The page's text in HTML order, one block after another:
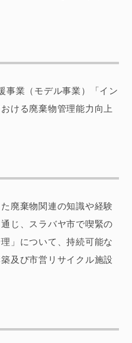
事業（モデル事業）「イン
ける廃棄物管理能力向上
廃棄物関連の知識や経験
じ、スラバヤ市で喫緊の
」について、持続可能な
及び市営リサイクル施設